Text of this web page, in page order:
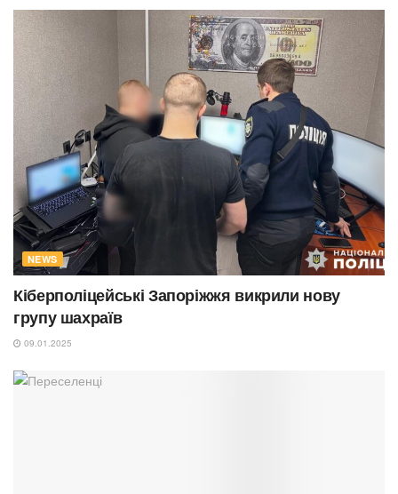
NEWS
Кіберполіцейські Запоріжжя викрили нову
групу шахраїв
09.01.2025